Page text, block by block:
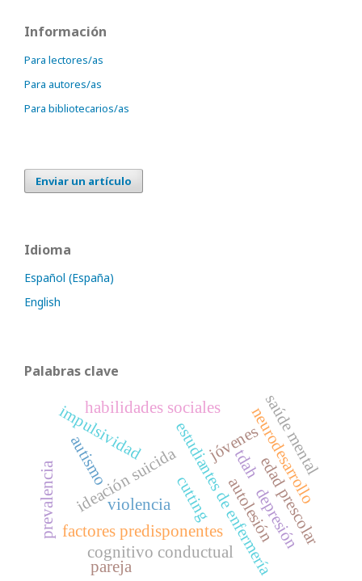
Información
Para lectores/as
Para autores/as
Para bibliotecarios/as
Enviar un artículo
Idioma
Español (España)
English
Palabras clave
violenciaestudiantes de enfermería
ideación suicida
factores predisponentes
jóvenes
autolesión
cutting
impulsividad neurodesarrollo
tdah
depresión
prevalencia
habilidades sociales
autismo
cognitivo conductual
edad prescolar
pareja
saúde mental